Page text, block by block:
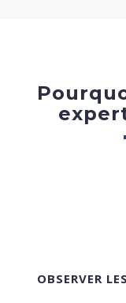
OBSERVER